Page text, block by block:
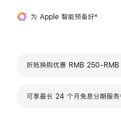
为 Apple 智能预备好脚
4
折抵换购优惠 RMB 250-
可享最长 24 个月免息分期服务
(在新窗口中打开)